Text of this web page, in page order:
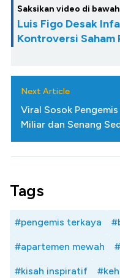
Saksikan video di
Luis Figo Desak
Kontroversi Saham
Next Article
Viral Sosok
Miliar dan Senang
Tags
#pengemis terkaya
#apartemen mewah
#kisah inspiratif